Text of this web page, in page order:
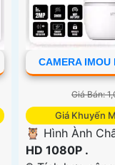
CAMERA IMOU
Giá Bán:
Giá Khuyến
🦉 Hình Ành
HD 1080P .